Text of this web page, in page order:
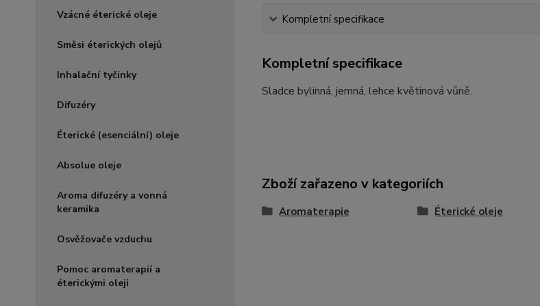
Vzácné éterické oleje
Směsi éterických olejů
Inhalační tyčinky
Difuzéry
Éterické (esenciální) oleje
Absolue oleje
Aroma difuzéry a vonná
keramika
Osvěžovače vzduchu
Pomoc aromaterapií a
éterickými oleji
Kompletní specifikace
Kompletní specifikace
Sladce bylinná, jemná, lehce květinová vůně.
Zboží zařazeno v kategoriích
Aromaterapie Éterické oleje